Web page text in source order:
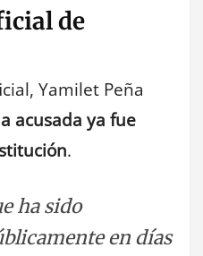
de
Yamilet Peña
acusada ya fue
.
ha sido
en días